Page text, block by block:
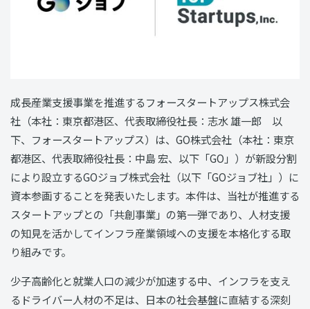
成長産業支援事業を推進するフォースタートアップス株式会
社（本社：東京都港区、代表取締役社長：志水 雄一郎 以
下、フォースタートアップス）は、GO株式会社（本社：東京
都港区、代表取締役社長：中島 宏、以下「GO」）が新設分割
により設立するGOジョブ株式会社（以下「GOジョブ社」）に
資本参画することを発表いたします。本件は、当社が推進する
スタートアップとの「共創事業」の第一弾であり、人材支援
の知見を活かしてインフラ産業領域への支援を本格化する取
り組みです。
少子高齢化と就業人口の減少が加速する中、インフラを支え
るドライバー人材の不足は、日本の社会基盤に直結する深刻